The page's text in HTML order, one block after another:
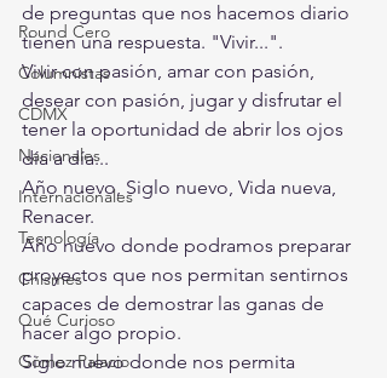
Round Cero
Columnistas
CDMX
Nacionales
Internacionales
Tecnología
Chismes
Qué Curioso
Gómez Palacio
de preguntas que nos hacemos diario
tienen una respuesta. "Vivir...".
Vivir con pasión, amar con pasión,
desear con pasión, jugar y disfrutar el
tener la oportunidad de abrir los ojos
día a día...
Año nuevo, Siglo nuevo, Vida nueva,
Renacer.
Año nuevo donde podramos preparar
proyectos que nos permitan sentirnos
capaces de demostrar las ganas de
hacer algo propio.
Siglo nuevo donde nos permita